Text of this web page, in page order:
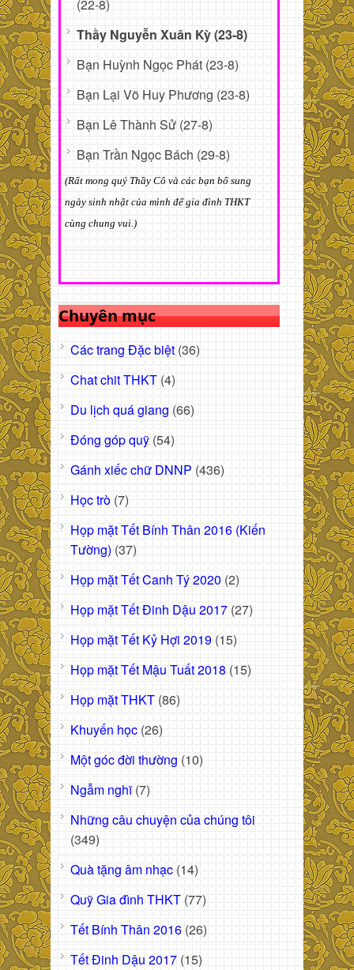
(22-8)
Thầy Nguyễn Xuân Kỳ (23-8)
Bạn Huỳnh Ngọc Phát (23-8)
Bạn Lại Võ Huy Phương (23-8)
Bạn Lê Thành Sử (27-8)
Bạn Trần Ngọc Bách (29-8)
(Rất mong quý Thầy Cô và các bạn bổ sung
ngày sinh nhật của mình để gia đình THKT
cùng chung vui.)
Chuyên mục
Các trang Đặc biệt (36)
Chat chit THKT (4)
Du lịch quá giang (66)
Đóng góp quỹ (54)
Gánh xiếc chữ DNNP (436)
Học trò (7)
Họp mặt Tết Bính Thân 2016 (Kiến
Tường) (37)
Họp mặt Tết Canh Tý 2020 (2)
Họp mặt Tết Đinh Dậu 2017 (27)
Họp mặt Tết Kỷ Hợi 2019 (15)
Họp mặt Tết Mậu Tuất 2018 (15)
Họp mặt THKT (86)
Khuyến học (26)
Một góc đời thường (10)
Ngẫm nghĩ(7)
Những câu chuyện của chúng tôi
(349)
Quà tặng âm nhạc (14)
Quỹ Gia đình THKT (77)
Tết Bính Thân 2016 (26)
Tết Đinh Dậu 2017 (15)